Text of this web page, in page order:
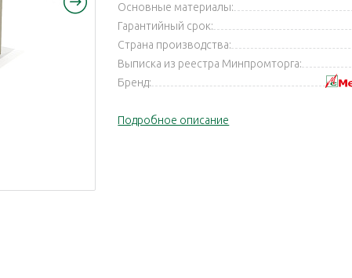
Основные материалы:
Гарантийный срок:
Страна производства:
Выписка из реестра Минпромторга:
Бренд:
Подробное описание